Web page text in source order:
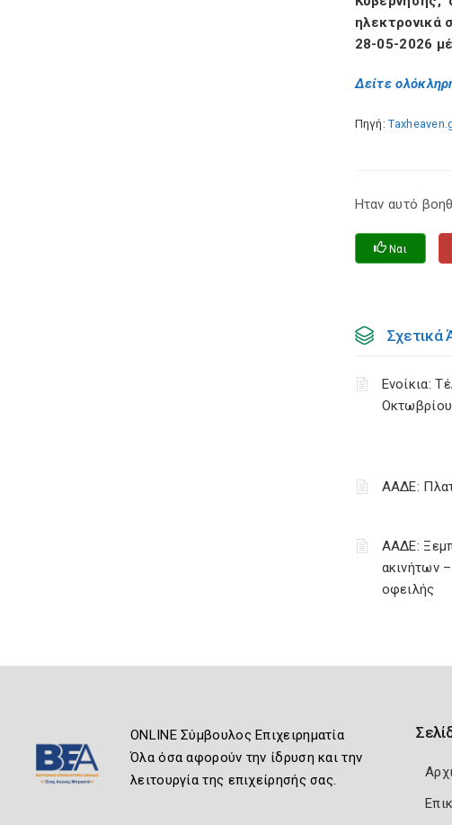
ηλεκτρονικά
28-05-2026
Δείτε
Πηγή:
Ηταν αυτό
Ναι
Σχετικά
Ενοίκια:
Οκτωβρίου
ΑΑΔΕ:
ΑΑΔΕ:
ακινήτων
οφειλής
ONLINE Σύμβουλος Επιχειρηματία
Όλα όσα αφορούν την ίδρυση και την
λειτουργία της επιχείρησής σας.